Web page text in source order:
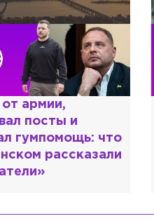
из-за мужа, но
с
как Лера
сходит с